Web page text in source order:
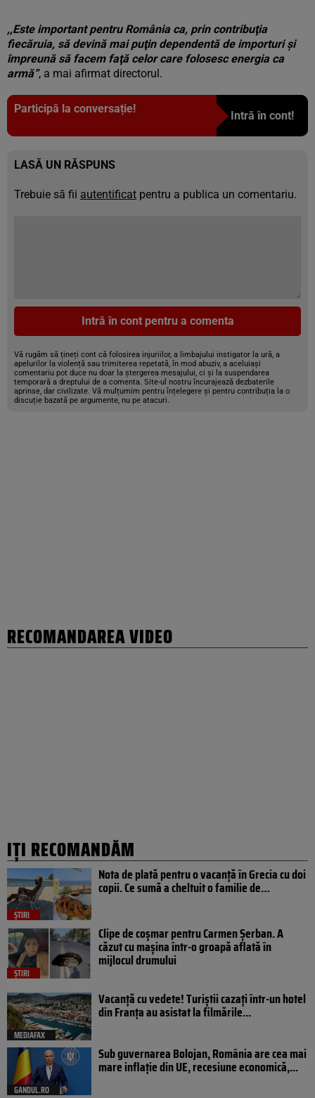
,,Este important pentru România ca, prin contribuţia
fiecăruia, să devină mai puţin dependentă de importuri şi
împreună să facem faţă celor care folosesc energia ca
armă”, a mai afirmat directorul.
Participă la conversație!
Intră în cont!
LASĂ UN RĂSPUNS
Trebuie să fii autentificat pentru a publica un comentariu.
Intră în cont pentru a comenta
Vă rugăm să țineți cont că folosirea injuriilor, a limbajului instigator la ură, a
apelurilor la violență sau trimiterea repetată, în mod abuziv, a aceluiași
comentariu pot duce nu doar la ștergerea mesajului, ci și la suspendarea
temporară a dreptului de a comenta. Site-ul nostru încurajează dezbaterile
aprinse, dar civilizate. Vă mulțumim pentru înțelegere și pentru contribuția la o
discuție bazată pe argumente, nu pe atacuri.
RECOMANDAREA VIDEO
IȚI RECOMANDĂM
ȘTIRI
Nota de plată pentru o vacanță în Grecia cu doi
copii. Ce sumă a cheltuit o familie de…
ȘTIRI
Clipe de coșmar pentru Carmen Șerban. A
căzut cu mașina într-o groapă aflată în
mijlocul drumului
MEDIAFAX
Vacanță cu vedete! Turiștii cazați într-un hotel
din Franța au asistat la filmările...
GANDUL.RO
Sub guvernarea Bolojan, România are cea mai
mare inflație din UE, recesiune economică,...